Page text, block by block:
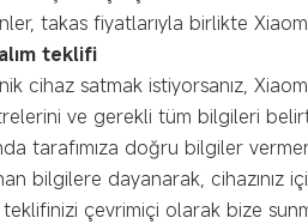
takas fiyatlarıyla birlikte
teklifi
cihaz satmak istiyorsanız,
ve gerekli tüm bilgileri
tarafımıza doğru bilgiler
bilgilere dayanarak,
çevrimiçi olarak bize